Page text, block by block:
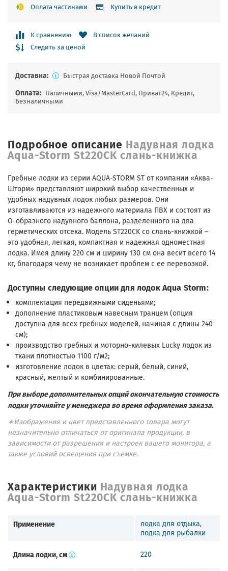
Оплата частинами Купить в кредит
К сравнению
В список желаний
Следить за ценой
Доставка: Быстрая доставка Новой Почтой
Оплата: Наличными, Visa/MasterCard, Приват24, Кредит,
Безналичными
Подробное описание Надувная лодка
Aqua-Storm St220CK слань-книжка
Гребные лодки из серии AQUA-STORM ST от компании «Аква-
Шторм» представляют широкий выбор качественных и
удобных надувных лодок любых размеров. Они
изготавливаются из надежного материала ПВХ и состоят из
О-образного надувного баллона, разделенного на два
герметических отсека. Модель ST220CK со слань-книжкой –
это удобная, легкая, компактная и надежная одноместная
лодка. Имея длину 220 см и ширину 130 см она весит всего 14
кг, благодаря чему не возникает проблем с ее перевозкой.
Доступны следующие опции для лодок Aqua Storm:
комплектация передвижными сиденьями;
дополнение пластиковым навесным транцем (опция
доступна для всех гребных моделей, начиная с длины 240
см);
производство гребных и моторно-килевых Lucky лодок из
ткани плотностью 1100 г/м2;
изготовление лодок в цветах: серый, белый, синий,
красный, желтый и комбинированные.
При выборе дополнительных опций окончательную стоимость
лодки уточняйте у менеджера во время оформления заказа.
∗Изображения и цвет представленного товара могут
незначительно отличаться от оригинала продукции, в
зависимости от разрешения и настроек вашего монитора, а
также условий освещения при съемке.
Характеристики Надувная лодка
Aqua-Storm St220CK слань-книжка
Применение лодка для отдыха,
лодка для рыбалки
Длина лодки, см 220